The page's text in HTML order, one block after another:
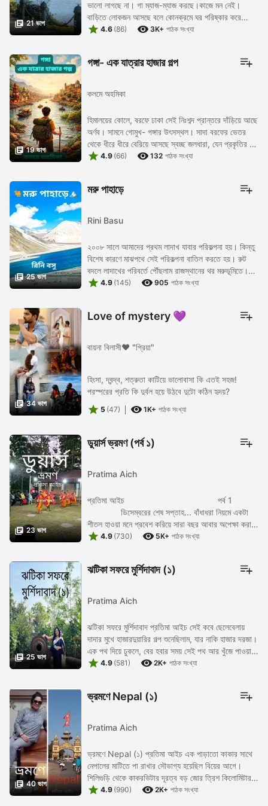
 21 ভাগ
ভালো লাগছে না। গা ম্যাজ-ম্যাজ করছে।কাজে মন নেই।
বাড়িতে লোকজন আসছে বলে কোনক্রমে ঘর পরিষ্কার করে
পূজোর পর্ব সেরে রান্না ঘরে ঢুকেছেন।প্রীতিলতা ...
 4.6 (86)  3K+ পাঠক সংখ্যা
 19 ভাগ
গঙ্গা- এক যাত্রার হাজার গল্প
কলমে অহমিকা
হিমালয়ের কোলে, বরফে ঢাকা সেই নিঃশব্দ প্রান্তরে দাঁড়িয়ে আছে
অর্ণব। সামনে গোমুখ- গঙ্গার উৎসস্থল। সাদা বরফের ভেতর
থেকে ধীরে ধীরে বেরিয়ে আসছে স্বচ্ছ জলধারা, যেন প্রকৃতির বুক
চিরে জন্ম নিচ্ছে এক ...
 4.9 (66)  132 পাঠক সংখ্যা
 25 ভাগ
মরু পাহাড়ে
Rini Basu
২০০৮ সালে আমাদের প্রথম লাদাখ যাবার পরিকল্পনা হয়। কিন্তু
বিশেষ কারণে মাঝপথে সেই পরিকল্পনা বাতিল করতে হয়। রুট
বদলে লাদাখের পরিবর্তে পৌঁছলাম রাজস্থানের থর মরুভূমিতে।
পনেরো বছর পর, অর্থাৎ ২০২৩ সালে ...
 4.9 (145)  905 পাঠক সংখ্যা
 34 ভাগ
Love of mystery 💜
বায়না বিলাসী❤️ "প্রিয়া"
হিংসা, দ্বন্দ্ব, শত্রুতা কাটিয়ে ভালোবাসা কি এতই সহজ!
পরস্পরের প্রতি কি দুর্বল হয়ে উঠবে দুটো কঠিন হৃদয়?
 5 (47)  1K+ পাঠক সংখ্যা
 23 ভাগ
ডুয়ার্স ভ্রমণ (পর্ব ১)
Pratima Aich
প্রতিমা আইচ পর্ব 1
ডিসেম্বরের শেষ সপ্তাহ... বাঁধাধরা নিয়মে একটা
শীতল হাওয়া মনে প্রবেশ করিয়ে সারা বছর আবার অপেক্ষা করা,
এ যেন অভ্যাসে ...
 4.9 (730)  5K+ পাঠক সংখ্যা
 25 ভাগ
ঝটিকা সফরে মুর্শিদাবাদ (১)
Pratima Aich
ঝটিকা সফরে মুর্শিদাবাদ প্রতিমা আইচ সেই কবে ছেলেবেলায়
দাদার মুখে হাজারদুয়ারির গল্প শুনেছিলাম, যার নাকি হাজার দরজা।
এক পথ দিয়ে ঢুকলে, বের হবার সময় সেই পথ আর খুঁজে পাওয়া
যায় না! হারিয়ে যাওয়ার ...
 4.9 (581)  2K+ পাঠক সংখ্যা
 40 ভাগ
ভ্রমণে Nepal (১)
Pratima Aich
ভ্রমণে Nepal (১) প্রতিমা আইচ এক পাড়াতো কাকার সাথে
নেপালের মাটিতে পা রাখার সৌভাগ্য হয়েছিল বিয়ের আগে।
শিলিগুড়ি থেকে কাকরভিটার দূরত্ব বড় জোর ত্রিশ কিলোমিটার।
কাকরভিটা হলো সীমান্ত বর্ডার। বর্ডার ...
 4.9 (990)  2K+ পাঠক সংখ্যা